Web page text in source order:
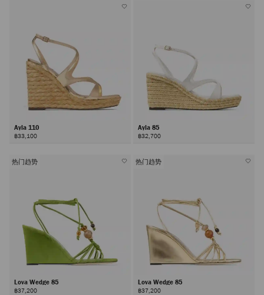
Ayla 110
฿33,100
Ayla 85
฿32,700
热门趋势
Lova Wedge 85
฿37,200
热门趋势
Lova Wedge 85
฿37,200